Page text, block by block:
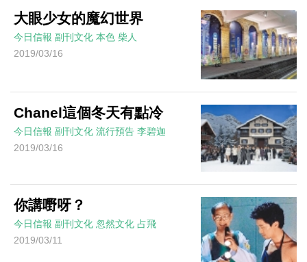
大眼少女的魔幻世界
今日信報 副刊文化 本色 柴人
2019/03/16
Chanel這個冬天有點冷
今日信報 副刊文化 流行預告 李碧迦
2019/03/16
你講嘢呀？
今日信報 副刊文化 忽然文化 占飛
2019/03/11